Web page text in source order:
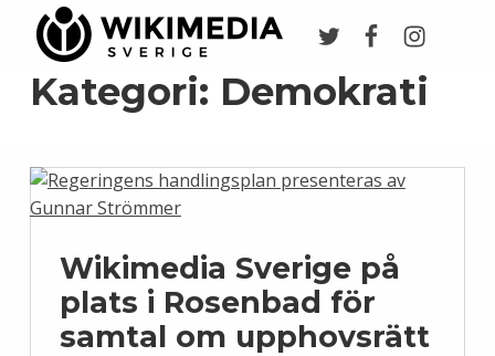
Kategori: Demokrati
Wikimedia Sverige på
plats i Rosenbad för
samtal om upphovsrätt